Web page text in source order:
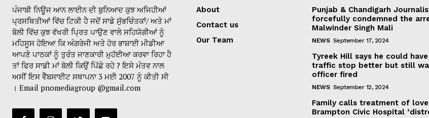
ਪੰਜਾਬੀ ਨਿਊਜ ਆਨ ਲਾਈਨ ਦੀ ਬੁਨਿਆਦ ਕੁਝ ਅਜਿਹੀਆਂ
ਪ੍ਰਸਥਿਤੀਆਂ ਵਿੱਚ ਟਿਕੀ ਹੈ ਜਦੋਂ ਸਾਡੇ ਸੁੱਭਚਿੰਤਕਾਂ/ ਅਤੇ ਮਾਂ
ਬੋਲੀ ਵਿੱਚ ਕੁਝ ਵੱਖਰੀ ਪ੍ਰਿਤ ਪਾਉਣ ਵਾਲੇ ਸਹਿਯੋਗੀਆਂ ਨੂੰ
ਮਹਿਸੂਸ ਹੋਇਆ ਕਿ ਅੰਗਰੇਜੀ ਅਤੇ ਹੋਰ ਭਾਸ਼ਾਈ ਮੀਡੀਆ
ਆਪਣੇ ਪਾਠਕਾਂ ਨੂੰ ਤੁਰੰਤ ਜਾਣਕਾਰੀ ਮੁਹੱਈਆ ਕਰਵਾ ਰਿਹਾ ਹੈ
ਤਾਂ ਫਿਰ ਸਾਡੀ ਮਾਂ ਬੋਲੀ ਕਿਉਂ ਪਿੱਛੇ ਰਹੇ ? ਇਸੇ ਮੰਤਵ ਨਾਲ
ਅਸੀਂ ਇਸ ਵੈੱਬਸਾਈਟ ਸਥਾਪਨਾ 3 ਮਈ 2007 ਨੂੰ ਕੀਤੀ ਸੀ
। Email pnomediagroup @gmail.com
About
Contact us
Our Team
Punjab & Chandigarh
forcefully condemned the
Malwinder Singh Mali
NEWS September 17, 2024
Tyreek Hill says he could
traffic stop better but still
officer fired
NEWS September 12, 2024
Family calls treatment of
Brampton Civic Hospital